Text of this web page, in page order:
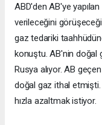
ABD'den AB'ye
verileceğini
gaz tedariki
konuştu. AB'nin doğal
Rusya alıyor. AB
doğal gaz ithal etmişti.
hızla azaltmak istiyor.